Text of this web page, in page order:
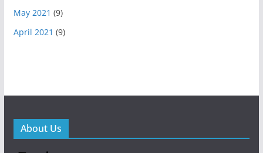
May 2021 (9)
April 2021 (9)
About Us